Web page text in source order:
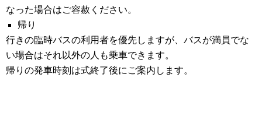
なった場合はご容赦ください。
帰り
行きの臨時バスの利用者を優先しますが、バスが満員でな
い場合はそれ以外の人も乗車できます。
帰りの発車時刻は式終了後にご案内します。